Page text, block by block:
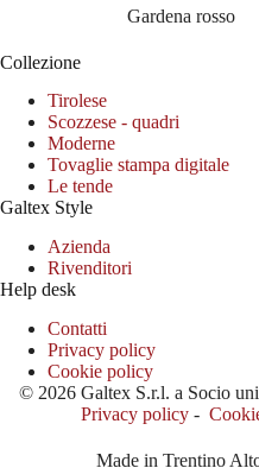
Gardena rosso
Collezione
Tirolese
Scozzese - quadri
Moderne
Tovaglie stampa digitale
Le tende
Galtex Style
Azienda
Rivenditori
Help desk
Contatti
Privacy policy
Cookie policy
© 2026 Galtex S.r.l. a Socio
Privacy policy-
Made in Trentino